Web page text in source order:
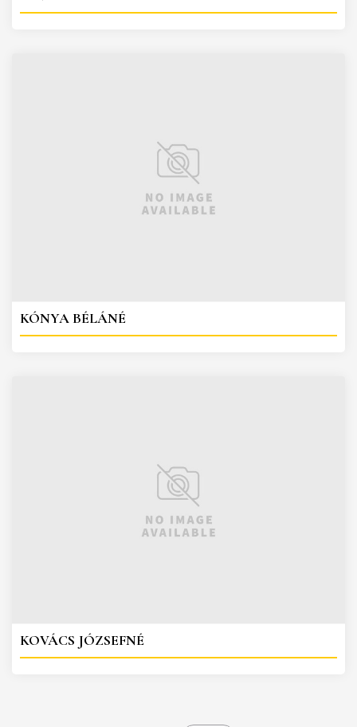
KÓNYA BÉLÁNÉ
KOVÁCS JÓZSEFNÉ